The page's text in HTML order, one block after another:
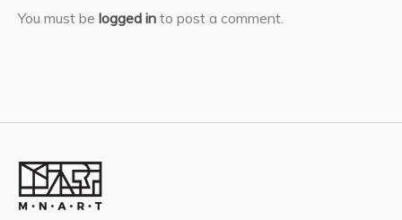
You must be logged in to post a comment.